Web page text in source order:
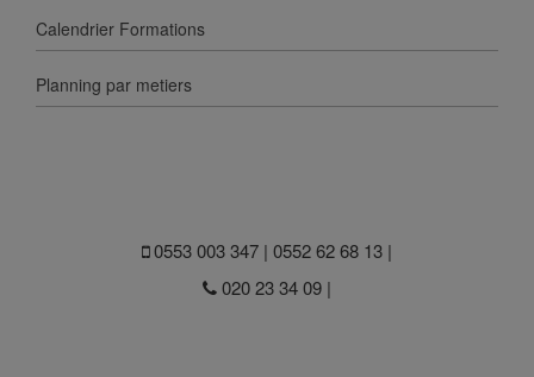
Calendrier Formations
Planning par metiers
0553 003 347 | 0552 62 68 13 |
020 23 34 09 |